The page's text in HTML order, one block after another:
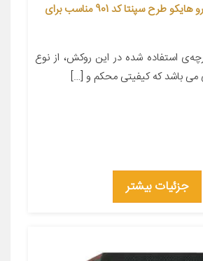
روکش صندلی خودرو هايکو طرح سپنتا کد 901 مناسب برای
استفاده شده در این روکش، از نوع
می باشد که کیفیتی محکم و […]
جزئیات بیشتر